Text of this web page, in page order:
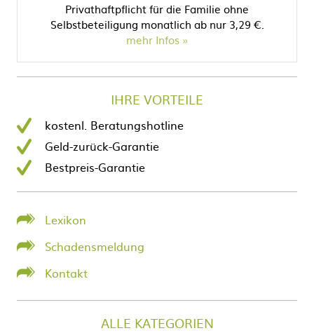
Privathaftpflicht für die Familie ohne
Selbstbeteiligung monatlich ab nur 3,29 €.
mehr Infos
IHRE VORTEILE
kostenl. Beratungshotline
Geld-zurück-Garantie
Bestpreis-Garantie
Lexikon
Schadensmeldung
Kontakt
ALLE KATEGORIEN